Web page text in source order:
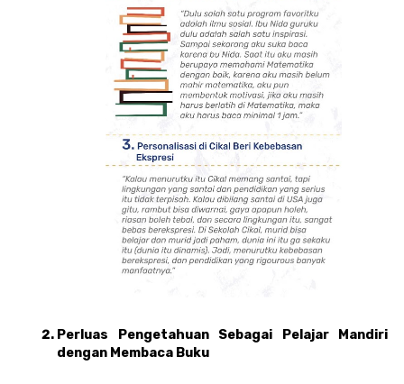
Perluas Pengetahuan Sebagai Pelajar Mandiri
dengan Membaca Buku